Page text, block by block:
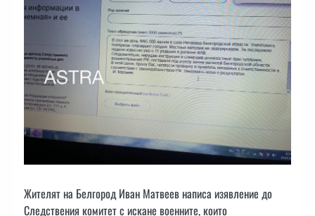
Жителят на Белгород Иван Матвеев написа изявление до
Следствения комитет с искане военните, които